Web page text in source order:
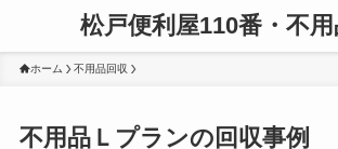
松戸便利屋110番・不
ホーム 不用品回収
不用品Ｌプランの回収事例